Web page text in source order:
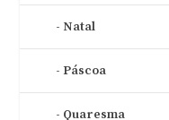
Natal
Páscoa
Quaresma